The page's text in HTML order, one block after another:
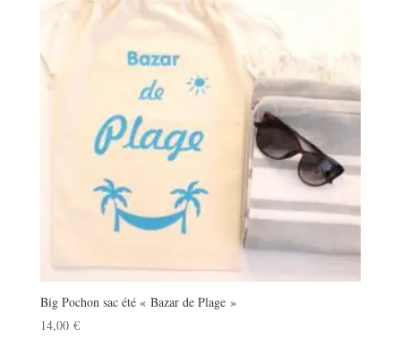
Big Pochon sac été « Bazar de Plage »
14,00 €